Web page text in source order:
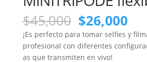
$45,000 El
precio
original
era:
$26,000El
es:
¡Es perfecto para tomar selfies y
profesional con diferentes
as que transmiten en vivo!